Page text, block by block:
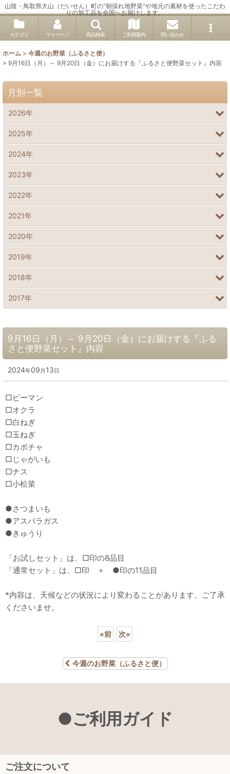
山陰・鳥取県大山（だいせん）町の"朝採れ地野菜"や地元の素材を使ったこだわ
りの加工品を全国へお届けします。
カテゴリ マイページ 商品検索 ご利用案内 問い合わせ
ホーム > 今週のお野菜（ふるさと便）
> 9月16日（月）～ 9月20日（金）にお届けする『ふるさと便野菜セット』内容
9月16日（月）～ 9月20日（金）にお届けする『ふる
さと便野菜セット』内容
2024年09 月 13日
□ピーマン
□オクラ
□白ねぎ
□玉ねぎ
□カボチャ
□じゃがいも
□ナス
□小松菜
●さつまいも
●アスパラガス
●きゅうり
「お試しセット」は、□印の8品目
「通常セット」は、□印 ＋ ●印の11品目
*内容は、天候などの状況により変わることがあります。ご了承
くださいませ。
«前 次»
今週のお野菜（ふるさと便）
月別一覧
2026年
2025年
2024年
2023年
2022年
2021年
2020年
2019年
2018年
2017年
●ご利用ガイド
ご注文について